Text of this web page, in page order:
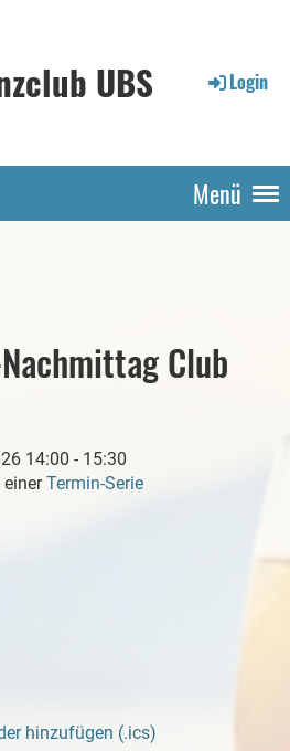
UBS Login
Menü
Club
14:00 - 15:30
einerTermin-Serie
hinzufügen (.ics)